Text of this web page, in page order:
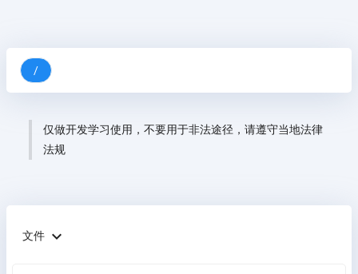
/
仅做开发学习使用，不要用于非法途径，请遵守当地法律
法规
文件 expand_more